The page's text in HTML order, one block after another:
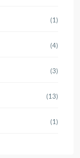
(1)
(4)
(3)
(13)
(1)